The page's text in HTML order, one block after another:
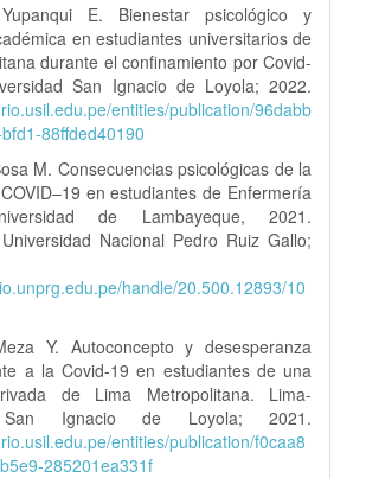
E. Bienestar psicológico y
en estudiantes universitarios de
durante el confinamiento por Covid-
San Ignacio de Loyola; 2022.
entities/publication/96dabb
88ffded40190
M. Consecuencias psicológicas de la
en estudiantes de Enfermería
de Lambayeque, 2021.
Nacional Pedro Ruiz Gallo;
handle/20.500.12893/10
Y. Autoconcepto y desesperanza
a la Covid-19 en estudiantes de una
de Lima Metropolitana. Lima-
San Ignacio de Loyola; 2021.
entities/publication/f0caa8
285201ea331f